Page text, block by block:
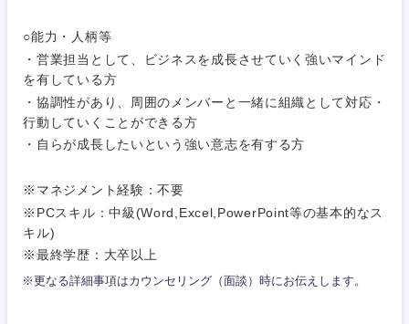
○能力・人柄等
・営業担当として、ビジネスを成長させていく強いマインド
を有している方
・協調性があり、周囲のメンバーと一緒に組織として対応・
行動していくことができる方
・自らが成長したいという強い意志を有する方
※マネジメント経験：不要
※PCスキル：中級(Word,Excel,PowerPoint等の基本的なス
キル)
※最終学歴：大卒以上
※更なる詳細事項はカウンセリング（面談）時にお伝えします。
金融専門
職
メディカ
ル
建設・施
事務職
その他マスメディア
エンターテイメント
法律・特許事務所・監査法人
人材・アウトソーシング
サービス
千葉県
神奈川県